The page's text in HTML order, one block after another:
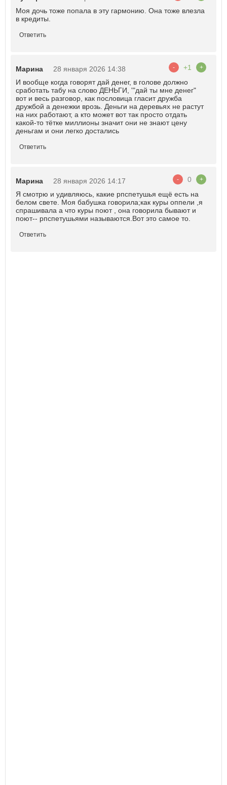
Моя дочь тоже попала в эту гармонию. Она тоже влезла
в кредиты.
Ответить
Марина 28 января 2026 14:38 - +1 +
И вообще когда говорят дай денег, в голове должно
сработать табу на слово ДЕНЬГИ, '"дай ты мне денег"
вот и весь разговор, как пословица гласит дружба
дружбой а денежки врозь. Деньги на деревьях не растут
на них работают, а кто может вот так просто отдать
какой-то тётке миллионы значит они не знают цену
деньгам и они легко достались
Ответить
Марина 28 января 2026 14:17 - 0 +
Я смотрю и удивляюсь, какие рпспетушья ещё есть на
белом свете. Моя бабушка говорила;как куры оппели ,я
спрашивала а что куры поют , она говорила бывают и
поют-- рпспетушьями называются.Вот это самое то.
Ответить